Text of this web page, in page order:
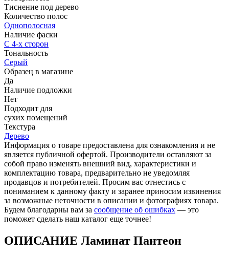
Тиснение под дерево
Количество полос
Однополосная
Наличие фаски
С 4-х сторон
Тональность
Серый
Образец в магазине
Да
Наличие подложки
Нет
Подходит для
cухих помещений
Текстура
Дерево
Информация о товаре предоставлена для ознакомления и не
является публичной офертой. Производители оставляют за
собой право изменять внешний вид, характеристики и
комплектацию товара, предварительно не уведомляя
продавцов и потребителей. Просим вас отнестись с
пониманием к данному факту и заранее приносим извинения
за возможные неточности в описании и фотографиях товара.
Будем благодарны вам за сообщение об ошибках — это
поможет сделать наш каталог еще точнее!
ОПИСАНИЕ Ламинат Пантеон